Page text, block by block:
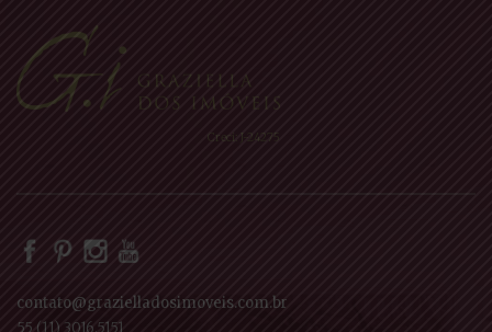
Creci: J-24275
contato@grazielladosimoveis.com.br
55 (11) 3016.5151